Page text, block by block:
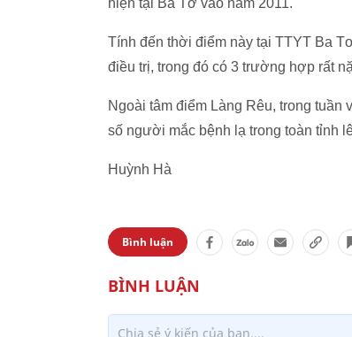
hiện tại Ba Tơ vào năm 2011.
Tính đến thời điểm này tại TTYT Ba
điều trị, trong đó có 3 trường hợp rất
Ngoài tâm điểm Làng Rêu, trong
số người mắc bệnh lạ trong toàn tỉnh
Huỳnh Hà
Bình luận